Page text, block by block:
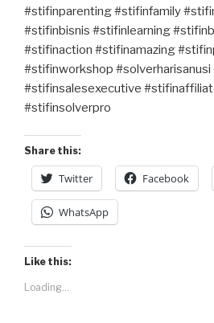
#stifinparenting #stifinfamily
#stifinbisnis #stifinlearning
#stifinaction #stifinamazing
#stifinworkshop
#stifinsalesexecutive
#stifinsolverpro
Share this:
Twitter Facebook
WhatsApp
Like this:
Loading...